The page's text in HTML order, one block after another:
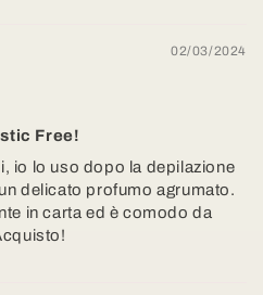
02/03/2024
Free!
io lo uso dopo la depilazione
delicato profumo agrumato.
in carta ed è comodo da